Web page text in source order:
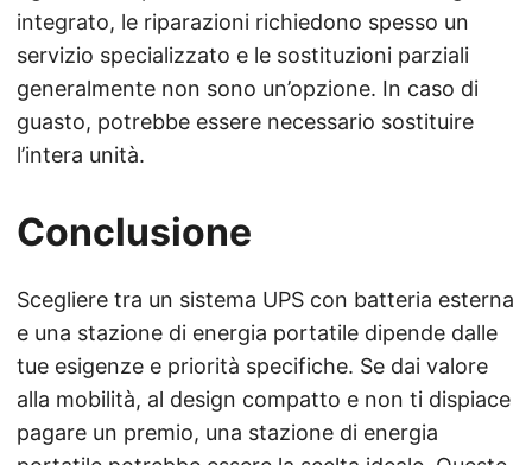
integrato, le riparazioni richiedono spesso un
servizio specializzato e le sostituzioni parziali
generalmente non sono un’opzione. In caso di
guasto, potrebbe essere necessario sostituire
l’intera unità.
Conclusione
Scegliere tra un sistema UPS con batteria esterna
e una stazione di energia portatile dipende dalle
tue esigenze e priorità specifiche. Se dai valore
alla mobilità, al design compatto e non ti dispiace
pagare un premio, una stazione di energia